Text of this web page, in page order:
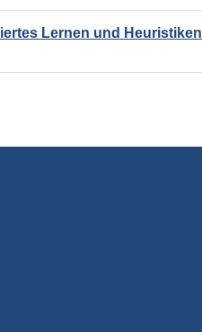
Lernen und Heuristiken